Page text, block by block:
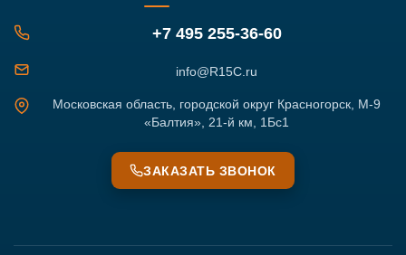
+7 495 255-36-60
info@R15C.ru
Московская область, городской округ Красногорск, М-9
«Балтия», 21-й км, 1Бс1
ЗАКАЗАТЬ ЗВОНОК